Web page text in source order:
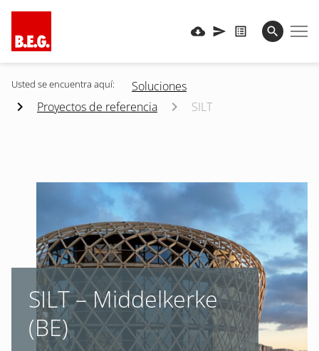
Usted se encuentra aquí:
Soluciones
Proyectos de referencia
SILT
SILT – Middelkerke
(BE)